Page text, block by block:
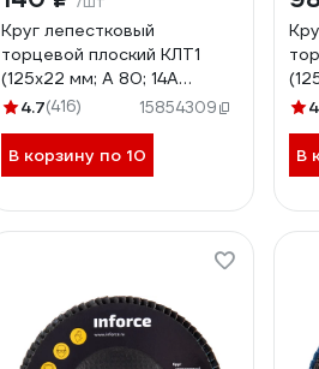
Круг лепестковый
торцевой плоский КЛТ1
(125х22 мм; А 80; 14А
20/P80) Луга
4.7(416) 15854309
В корзину по 10 В